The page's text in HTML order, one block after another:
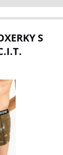
při sportu.
použití - šál,
kukla, potítko,
barva: hnědá
% Polyester
MICRO, 5 %
S